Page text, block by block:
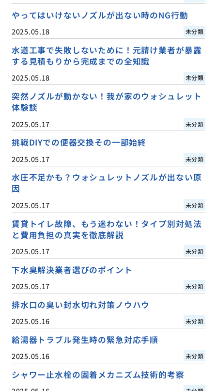
やってはいけないノズルが出ない時のNG行動
2025.05.18 未分類
水道工事で失敗しないために！元請け業者が暴露
する見積もりから完成までの全知識
2025.05.18 未分類
突然ノズルが動かない！我が家のウォシュレット
体験談
2025.05.17 未分類
挑戦DIYでの便器交換その一部始終
2025.05.17 未分類
水圧不足かも？ウォシュレットノズルが出ない原
因
2025.05.17 未分類
賃貸トイレ故障、もう迷わない！タイプ別対処法
と費用負担の真実を徹底解説
2025.05.17 未分類
下水臭解決業者選びのポイント
2025.05.17 未分類
排水口の臭い封水切れ対策ノウハウ
2025.05.16 未分類
給湯器トラブル発生時の緊急対応手順
2025.05.16 未分類
シャワー止水栓の固着メカニズム技術的考察